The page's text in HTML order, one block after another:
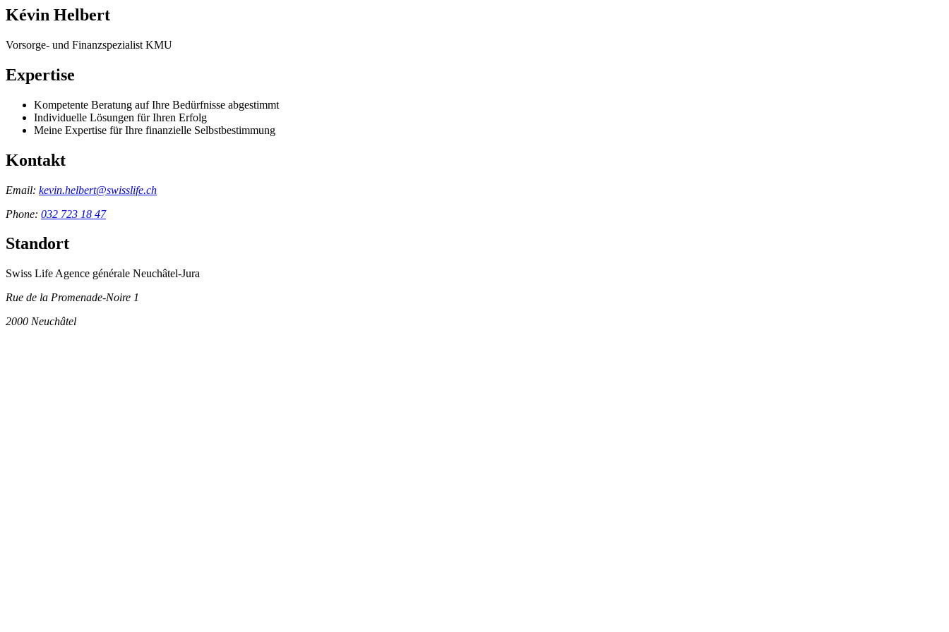
Kévin Helbert
Vorsorge- und Finanzspezialist KMU
Expertise
Kompetente Beratung auf Ihre Bedürfnisse abgestimmt
Individuelle Lösungen für Ihren Erfolg
Meine Expertise für Ihre finanzielle Selbstbestimmung
Kontakt
Email: kevin.helbert@swisslife.ch
Phone: 032 723 18 47
Standort
Swiss Life Agence générale Neuchâtel-Jura
Rue de la Promenade-Noire 1
2000 Neuchâtel